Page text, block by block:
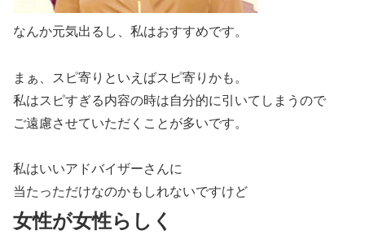
なんか元気出るし、私はおすすめです。
まぁ、スピ寄りといえばスピ寄りかも。
私はスピすぎる内容の時は自分的に引いてしまうので
ご遠慮させていただくことが多いです。
私はいいアドバイザーさんに
当たっただけなのかもしれないですけど
女性が女性らしく